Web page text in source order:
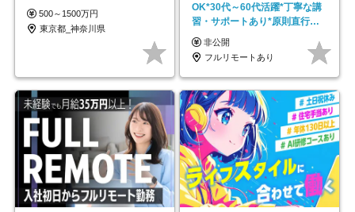
500～1500万円
東京都_神奈川県
OK*30代～60代活躍*丁寧な講
習・サポートあり*原則直行直
帰／全国募集・業務委託
非公開
フルリモートあり